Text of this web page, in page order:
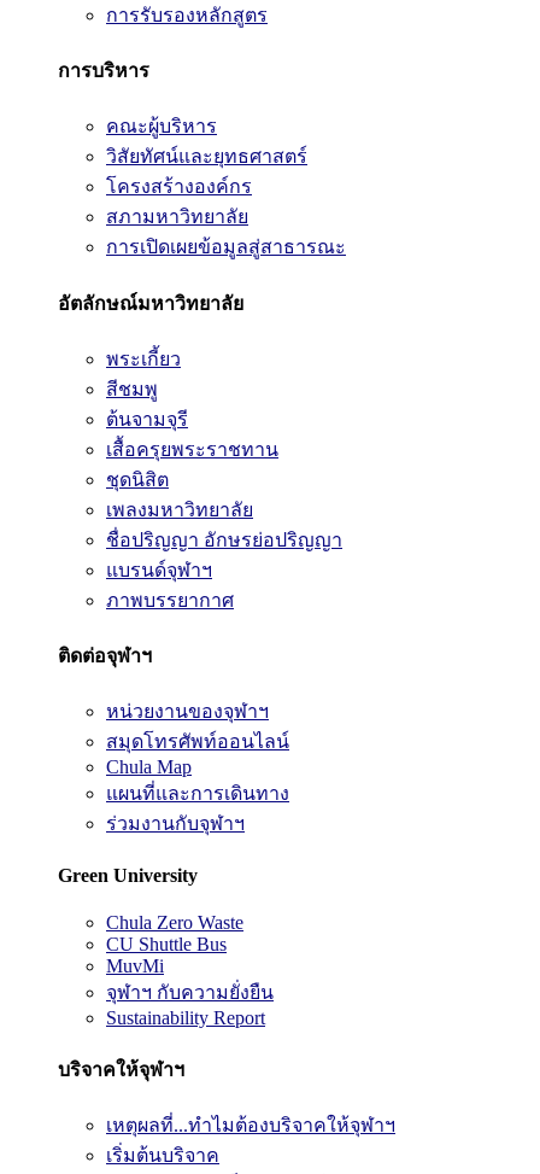
การรับรองหลักสูตร
การบริหาร
คณะผู้บริหาร
วิสัยทัศน์และยุทธศาสตร์
โครงสร้างองค์กร
สภามหาวิทยาลัย
การเปิดเผยข้อมูลสู่สาธารณะ
อัตลักษณ์มหาวิทยาลัย
พระเกี้ยว
สีชมพู
ต้นจามจุรี
เสื้อครุยพระราชทาน
ชุดนิสิต
เพลงมหาวิทยาลัย
ชื่อปริญญา อักษรย่อปริญญา
แบรนด์จุฬาฯ
ภาพบรรยากาศ
ติดต่อจุฬาฯ
หน่วยงานของจุฬาฯ
สมุดโทรศัพท์ออนไลน์
Chula Map
แผนที่และการเดินทาง
ร่วมงานกับจุฬาฯ
Green University
Chula Zero Waste
CU Shuttle Bus
MuvMi
จุฬาฯ กับความยั่งยืน
Sustainability Report
บริจาคให้จุฬาฯ
เหตุผลที่...ทำไมต้องบริจาคให้จุฬาฯ
เริ่มต้นบริจาค